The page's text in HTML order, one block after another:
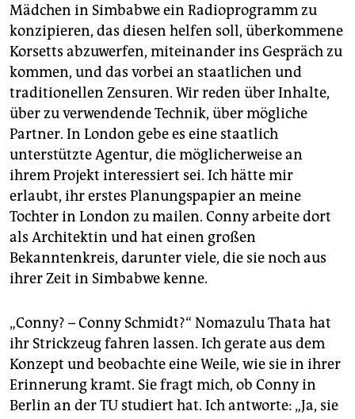
Mädchen in Simbabwe ein Radioprogramm zu
konzipieren, das diesen helfen soll, überkommene
Korsetts abzuwerfen, miteinander ins Gespräch zu
kommen, und das vorbei an staatlichen und
traditionellen Zensuren. Wir reden über Inhalte,
über zu verwendende Technik, über mögliche
Partner. In London gebe es eine staatlich
unterstützte Agentur, die möglicherweise an
ihrem Projekt interessiert sei. Ich hätte mir
erlaubt, ihr erstes Planungspapier an meine
Tochter in London zu mailen. Conny arbeite dort
als Architektin und hat einen großen
Bekanntenkreis, darunter viele, die sie noch aus
ihrer Zeit in Simbabwe kenne.
„Conny? – Conny Schmidt?“ Nomazulu Thata hat
ihr Strickzeug fahren lassen. Ich gerate aus dem
Konzept und beobachte eine Weile, wie sie in ihrer
Erinnerung kramt. Sie fragt mich, ob Conny in
Berlin an der TU studiert hat. Ich antworte: „Ja, sie